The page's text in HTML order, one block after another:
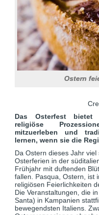
Ostern
Das Osterfest bietet
religiöse
mitzuerleben und
lernen, wenn sie die
Da Ostern dieses Jahr
Osterferien in der
Frühjahr mit duftenden
fallen. Pasqua, Ostern, ist
religiösen Feierlichkeiten
Die Veranstaltungen, die
Santa) in Kampanien
bewegendsten Italiens.